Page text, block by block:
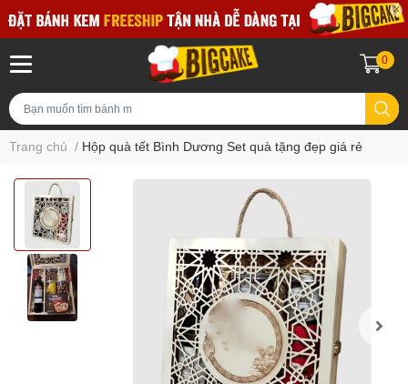
0
Trang chủ / Hộp quà tết Bình Dương Set quà tặng đẹp giá rẻ